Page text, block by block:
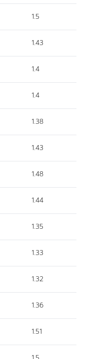
1.5
1.43
1.4
1.4
1.38
1.43
1.48
1.44
1.35
1.33
1.32
1.36
1.51